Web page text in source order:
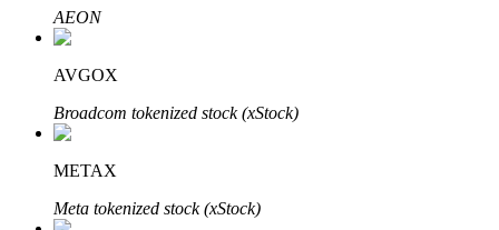
AEON
AVGOX
Broadcom tokenized stock (xStock)
METAX
Meta tokenized stock (xStock)